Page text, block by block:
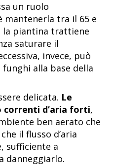
un ruolo
mantenerla tra il 65 e
la piantina trattiene
saturare il
invece, può
alla base della
delicata. Le
d’aria forti,
ben aerato che
il flusso d’aria
sufficiente a
danneggiarlo.